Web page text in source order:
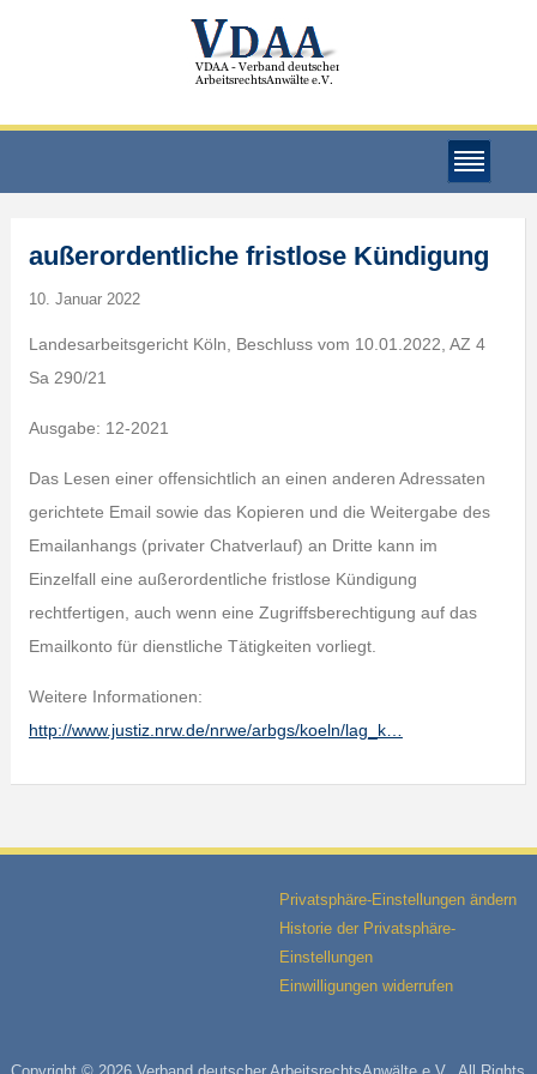
außerordentliche fristlose Kündigung
10. Januar 2022
Landesarbeitsgericht Köln, Beschluss vom 10.01.2022, AZ 4
Sa 290/21
Ausgabe: 12-2021
Das Lesen einer offensichtlich an einen anderen Adressaten
gerichtete Email sowie das Kopieren und die Weitergabe des
Emailanhangs (privater Chatverlauf) an Dritte kann im
Einzelfall eine außerordentliche fristlose Kündigung
rechtfertigen, auch wenn eine Zugriffsberechtigung auf das
Emailkonto für dienstliche Tätigkeiten vorliegt.
Weitere Informationen:
http://www.justiz.nrw.de/nrwe/arbgs/koeln/lag_k…
Privatsphäre-Einstellungen ändern
Historie der Privatsphäre-
Einstellungen
Einwilligungen widerrufen